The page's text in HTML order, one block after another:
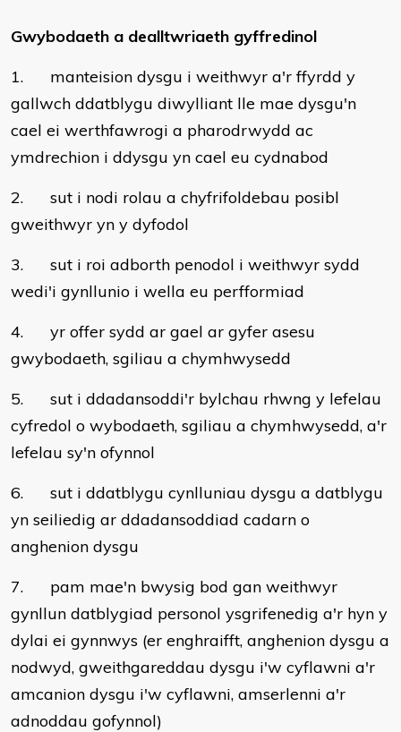
Gwybodaeth a dealltwriaeth gyffredinol
1. manteision dysgu i weithwyr a'r ffyrdd y
gallwch ddatblygu diwylliant lle mae dysgu'n
cael ei werthfawrogi a pharodrwydd ac
ymdrechion i ddysgu yn cael eu cydnabod
2. sut i nodi rolau a chyfrifoldebau posibl
gweithwyr yn y dyfodol
3. sut i roi adborth penodol i weithwyr sydd
wedi'i gynllunio i wella eu perfformiad
4. yr offer sydd ar gael ar gyfer asesu
gwybodaeth, sgiliau a chymhwysedd
5. sut i ddadansoddi'r bylchau rhwng y lefelau
cyfredol o wybodaeth, sgiliau a chymhwysedd, a'r
lefelau sy'n ofynnol
6. sut i ddatblygu cynlluniau dysgu a datblygu
yn seiliedig ar ddadansoddiad cadarn o
anghenion dysgu
7. pam mae'n bwysig bod gan weithwyr
gynllun datblygiad personol ysgrifenedig a'r hyn y
dylai ei gynnwys (er enghraifft, anghenion dysgu a
nodwyd, gweithgareddau dysgu i'w cyflawni a'r
amcanion dysgu i'w cyflawni, amserlenni a'r
adnoddau gofynnol)